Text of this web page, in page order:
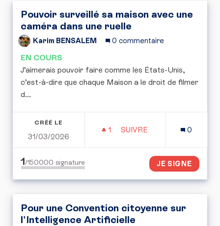
Pouvoir surveillé sa maison avec une
caméra dans une ruelle
Karim BENSALEM 0 commentaire
EN COURS
J’aimerais pouvoir faire comme les États-Unis,
c’est-à-dire que chaque Maison a le droit de filmer
d...
CRÉÉ LE
31/03/2026
1 1 ABONNÉ
SUIVRE
0
1/150000 signature JE SIGNE
Pour une Convention citoyenne sur
l'Intelligence Artificielle